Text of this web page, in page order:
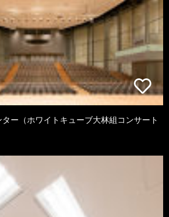
ー（ホワイトキューブ大林組コンサート